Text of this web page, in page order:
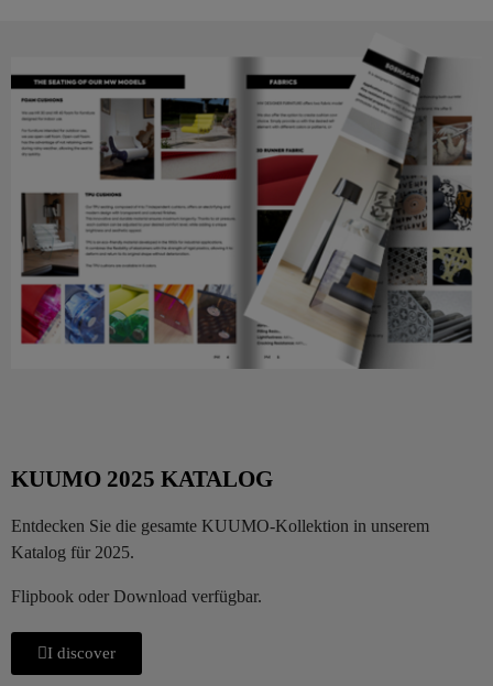
KUUMO 2025 KATALOG
Entdecken Sie die gesamte KUUMO-Kollektion in unserem
Katalog für 2025.
Flipbook oder Download verfügbar.
I discover